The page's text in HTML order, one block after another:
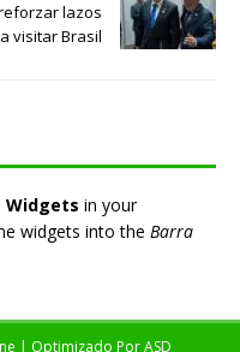
lazos
visitar Brasil
Widgets in your
widgets into the Barra
| Optimizado PorASD